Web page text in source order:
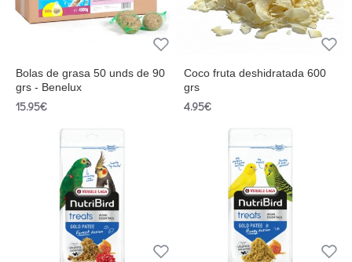
Bolas de grasa 50 unds de 90
grs - Benelux
15.95€
Coco fruta deshidratada 600
grs
4.95€